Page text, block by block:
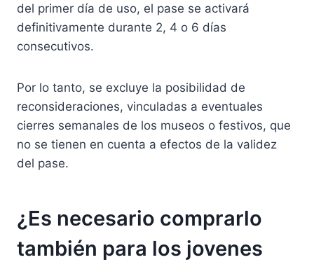
del primer día de uso, el pase se activará
definitivamente durante 2, 4 o 6 días
consecutivos.
Por lo tanto, se excluye la posibilidad de
reconsideraciones, vinculadas a eventuales
cierres semanales de los museos o festivos, que
no se tienen en cuenta a efectos de la validez
del pase.
¿Es necesario comprarlo
también para los jovenes